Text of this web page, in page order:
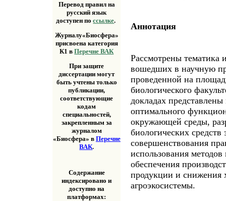
Перевод правил на
русский язык
доступен поссылке.
Журналу«Биосфера»
присвоена категория
К1 вПеречне ВАК
При защите
диссертации могут
быть учтены только
публикации,
соответствующие
кодам
специальностей,
закрепленным за
журналом
«Биосфера» в Перечне
ВАК.
Содержание
индексировано и
доступно на
платформах:
Аннотация
Рассмотрены тематика
вошедших в научную
проведенной на
биологического
докладах
оптимального
окружающей среды,
биологических
совершенствования
использования
обеспечения
продукции и снижения
агроэкосистемы.